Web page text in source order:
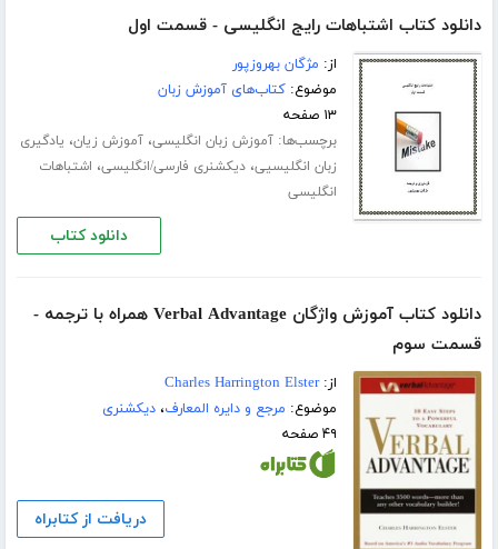
دانلود کتاب اشتباهات رایج انگلیسی - قسمت اول
از: مژگان بهروزپور
موضوع:کتاب‌های آموزش زبان
۱۳ صفحه
برچسب‌ها:آموزش زبان انگلیسی،آموزش زیان، یادگیری
زبان انگلیسیی،دیکشنری فارسی/انگلیسی، اشتباهات
انگلیسی
دانلود کتاب
دانلود کتاب آموزش واژگان Verbal Advantage همراه با ترجمه -
قسمت سوم
از:Charles Harrington Elster
موضوع: مرجع و دایره المعارف،دیکشنری
۴۹ صفحه
دریافت از کتابراه